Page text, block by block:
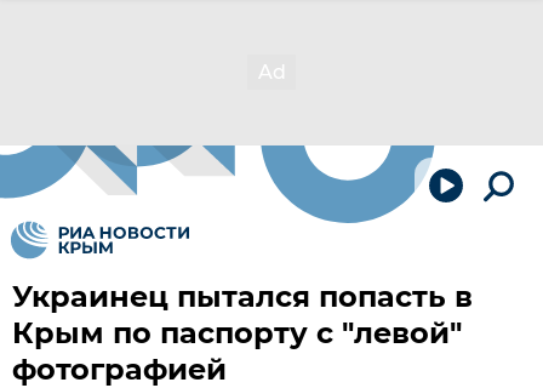
Украинец пытался попасть в
Крым по паспорту с "левой"
фотографией